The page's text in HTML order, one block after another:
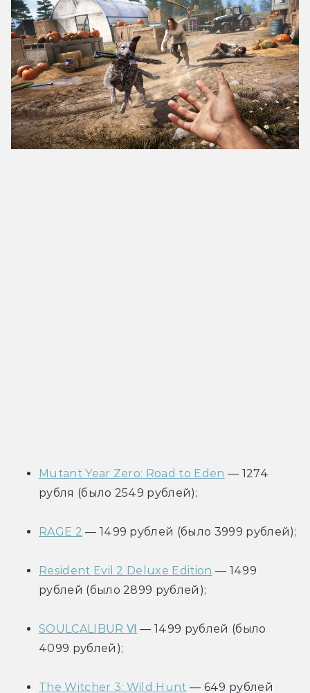
Mutant Year Zero: Road to Eden — 1274
рубля (было 2549 рублей);
RAGE 2 — 1499 рублей (было 3999 рублей);
Resident Evil 2 Deluxe Edition — 1499
рублей (было 2899 рублей);
SOULCALIBUR Ⅵ — 1499 рублей (было
4099 рублей);
The Witcher 3: Wild Hunt — 649 рублей